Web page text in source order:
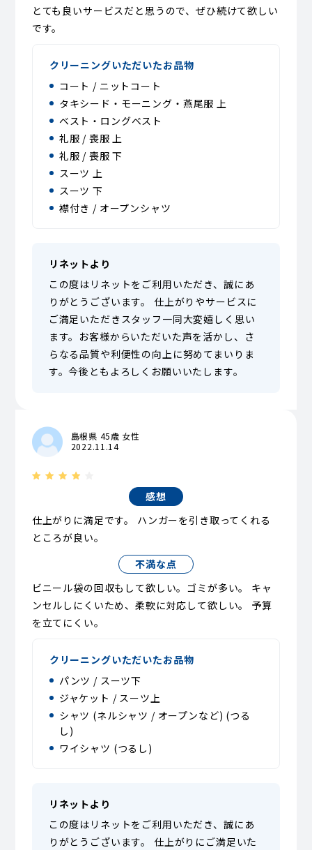
とても良いサービスだと思うので、ぜひ続けて欲しい
です。
クリーニングいただいたお品物
コート / ニットコート
タキシード・モーニング・燕尾服 上
ベスト・ロングベスト
礼服 / 喪服 上
礼服 / 喪服 下
スーツ 上
スーツ 下
襟付き / オープンシャツ
リネットより
この度はリネットをご利用いただき、誠にあ
りがとうございます。 仕上がりやサービスに
ご満足いただきスタッフ一同大変嬉しく思い
ます。お客様からいただいた声を活かし、さ
らなる品質や利便性の向上に努めてまいりま
す。今後ともよろしくお願いいたします。
島根県 45歳 女性
2022.11.14
感想
仕上がりに満足です。 ハンガーを引き取ってくれる
ところが良い。
不満な点
ビニール袋の回収もして欲しい。ゴミが多い。 キャ
ンセルしにくいため、柔軟に対応して欲しい。 予算
を立てにくい。
クリーニングいただいたお品物
パンツ / スーツ下
ジャケット / スーツ上
シャツ (ネルシャツ / オープンなど) (つる
し)
ワイシャツ (つるし)
リネットより
この度はリネットをご利用いただき、誠にあ
りがとうございます。 仕上がりにご満足いた